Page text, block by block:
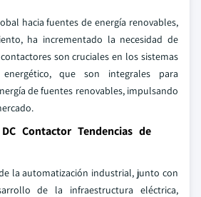
hacia fuentes de energía renovables,
ha incrementado la necesidad de
son cruciales en los sistemas
que son integrales para
de fuentes renovables, impulsando
Contactor Tendencias de
la automatización industrial, junto con
de la infraestructura eléctrica,